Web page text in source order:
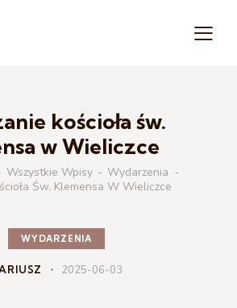
kościoła św.
w Wieliczce
Wszystkie Wpisy
Wydarzenia
Św. Klemensa W Wieliczce
WYDARZENIA
2025-06-03